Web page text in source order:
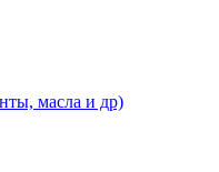
масла и др)